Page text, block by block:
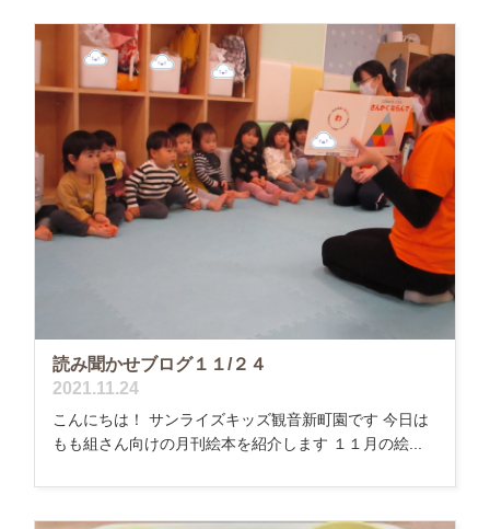
読み聞かせブログ１１/２４
2021.11.24
こんにちは！ サンライズキッズ観音新町園です 今日は
もも組さん向けの月刊絵本を紹介します １１月の絵...